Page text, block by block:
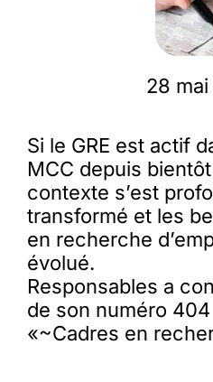
L’actu
Nous soutenir
La revue
28 mai
Si le GRE est actif
MCC depuis
contexte s’est
transformé et les
en recherche
évolué.
Responsables a
de son numéro
«~Cadres en